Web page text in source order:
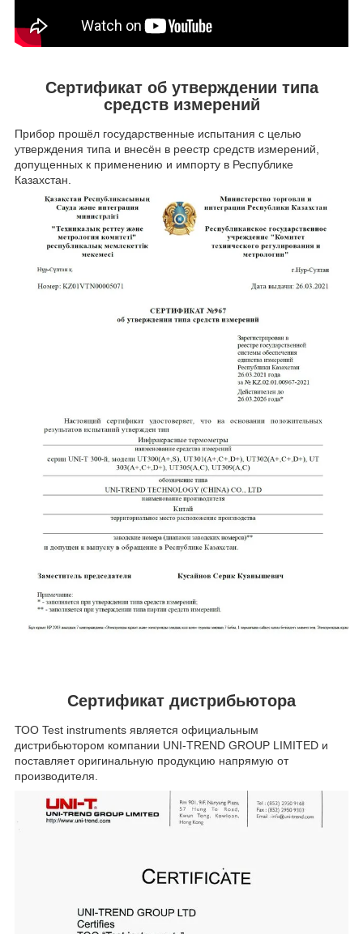
Сертификат об утверждении типа
средств измерений
Прибор прошёл государственные испытания с целью
утверждения типа и внесён в реестр средств измерений,
допущенных к применению и импорту в Республике
Казахстан.
Сертификат дистрибьютора
ТОО Test instruments является официальным
дистрибьютором компании UNI-TREND GROUP LIMITED и
поставляет оригинальную продукцию напрямую от
производителя.